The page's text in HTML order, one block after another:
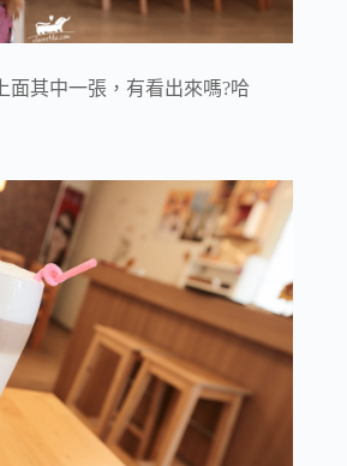
面其中一張，有看出來嗎?哈